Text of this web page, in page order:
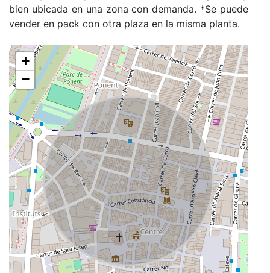
bien ubicada en una zona con demanda. *Se puede
vender en pack con otra plaza en la misma planta.
+
−